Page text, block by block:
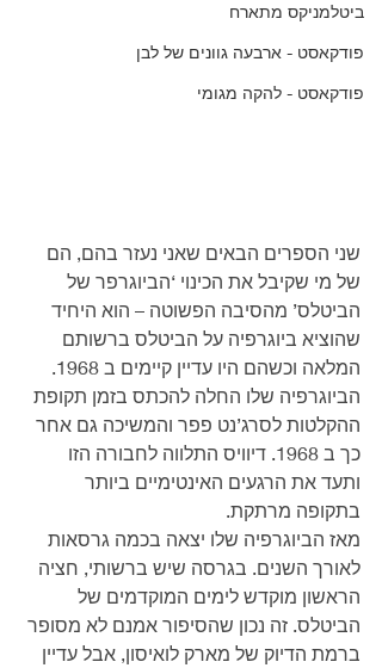
ביטלמניקס מתארח
פודקאסט - ארבעה גוונים של לבן
פודקאסט - להקה מגומי
שני הספרים הבאים שאני נעזר בהם, הם
של מי שקיבל את הכינוי ‘הביוגרפר של
הביטלס’ מהסיבה הפשוטה – הוא היחיד
שהוציא ביוגרפיה על הביטלס ברשותם
המלאה וכשהם היו עדיין קיימים ב 1968.
הביוגרפיה שלו החלה להכתס בזמן תקופת
ההקלטות לסרג’נט פפר והמשיכה גם אחר
כך ב 1968. דיוויס התלווה לחבורה הזו
ותעד את הרגעים האינטימיים ביותר
בתקופה מרתקת.
מאז הביוגרפיה שלו יצאה בכמה גרסאות
לאורך השנים. בגרסה שיש ברשותי, חציה
הראשון מוקדש לימים המוקדמים של
הביטלס. זה נכון שהסיפור אמנם לא מסופר
ברמת הדיוק של מארק לואיסון, אבל עדיין